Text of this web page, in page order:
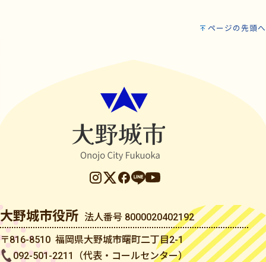
ページの先頭へ
大野城市役所 法人番号 8000020402192
〒816-8510 福岡県大野城市曙町二丁目2-1
092-501-2211（代表・コールセンター）